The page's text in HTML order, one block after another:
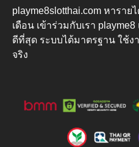
playme8slotthai.com หารา
เดือน เข้าร่วมกับเรา
ดีที่สุด ระบบได้มาตรฐาน ใช้ง
จริง